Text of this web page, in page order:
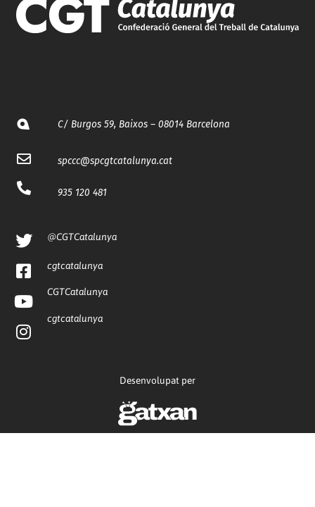
C/ Burgos 59, Baixos – 08014 Barcelona
spccc@spcgtcatalunya.cat
935 120 481
@CGTCatalunya
cgtcatalunya
CGTCatalunya
cgtcatalunya
Desenvolupat per